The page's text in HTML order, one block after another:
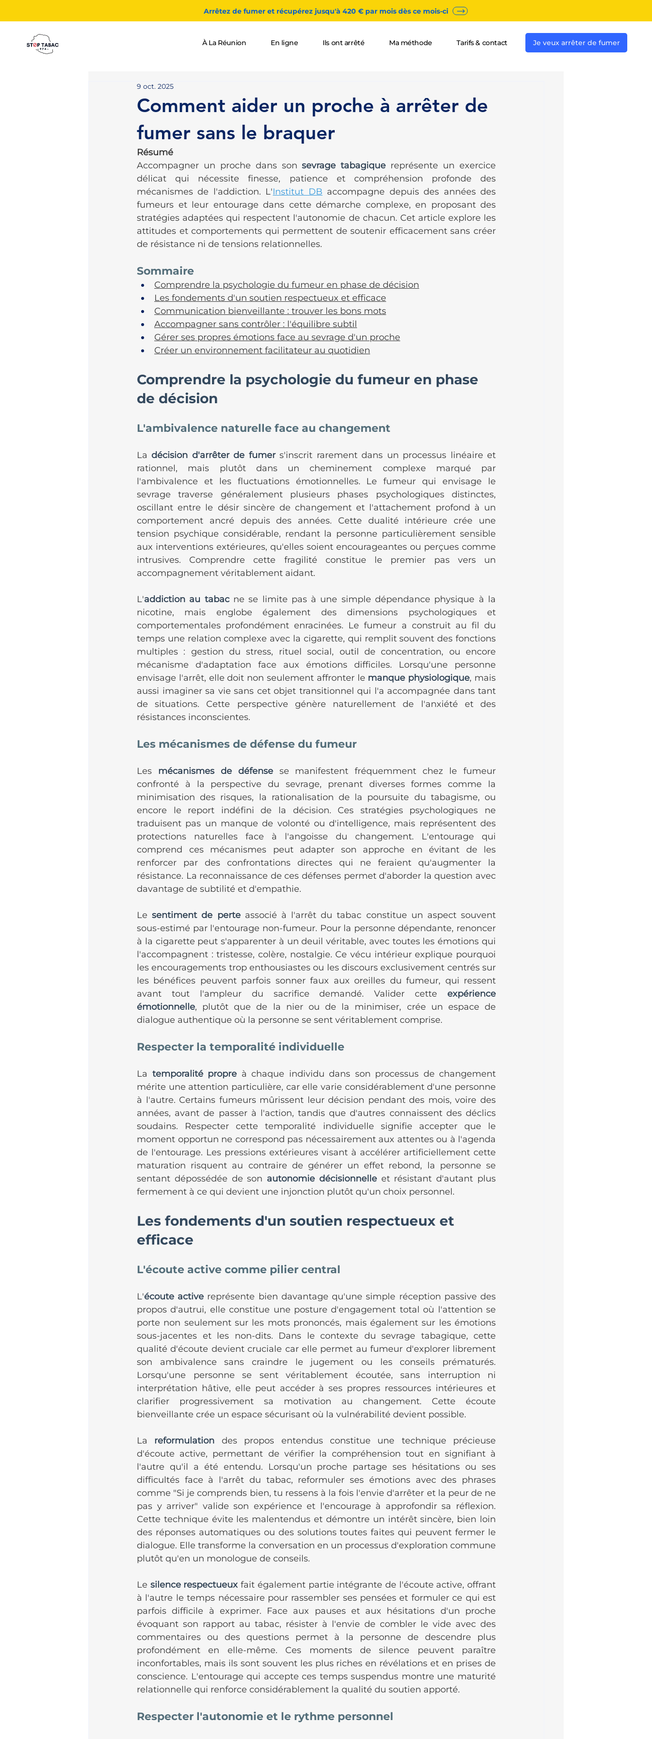
Arrêtez de fumer et récupérez jusqu'à 420 € par mois dès ce mois-ci
À La Réunion En ligne Ils ont arrêté Ma méthode Tarifs & contact Je veux arrêter de fumer
Comment aider un proche à arrêter de
fumer sans le braquer
9 oct. 2025
Résumé
Accompagner un proche dans son sevrage tabagique représente un exercice
délicat qui nécessite finesse, patience et compréhension profonde des
mécanismes de l'addiction. L'Institut DB accompagne depuis des années des
fumeurs et leur entourage dans cette démarche complexe, en proposant des
stratégies adaptées qui respectent l'autonomie de chacun. Cet article explore les
attitudes et comportements qui permettent de soutenir efficacement sans créer
de résistance ni de tensions relationnelles.
Sommaire
Comprendre la psychologie du fumeur en phase de décision
Les fondements d'un soutien respectueux et efficace
Communication bienveillante : trouver les bons mots
Accompagner sans contrôler : l'équilibre subtil
Gérer ses propres émotions face au sevrage d'un proche
Créer un environnement facilitateur au quotidien
Comprendre la psychologie du fumeur en phase
de décision
L'ambivalence naturelle face au changement
La décision d'arrêter de fumer s'inscrit rarement dans un processus linéaire et
rationnel, mais plutôt dans un cheminement complexe marqué par
l'ambivalence et les fluctuations émotionnelles. Le fumeur qui envisage le
sevrage traverse généralement plusieurs phases psychologiques distinctes,
oscillant entre le désir sincère de changement et l'attachement profond à un
comportement ancré depuis des années. Cette dualité intérieure crée une
tension psychique considérable, rendant la personne particulièrement sensible
aux interventions extérieures, qu'elles soient encourageantes ou perçues comme
intrusives. Comprendre cette fragilité constitue le premier pas vers un
accompagnement véritablement aidant.
L'addiction au tabac ne se limite pas à une simple dépendance physique à la
nicotine, mais englobe également des dimensions psychologiques et
comportementales profondément enracinées. Le fumeur a construit au fil du
temps une relation complexe avec la cigarette, qui remplit souvent des fonctions
multiples : gestion du stress, rituel social, outil de concentration, ou encore
mécanisme d'adaptation face aux émotions difficiles. Lorsqu'une personne
envisage l'arrêt, elle doit non seulement affronter le manque physiologique, mais
aussi imaginer sa vie sans cet objet transitionnel qui l'a accompagnée dans tant
de situations. Cette perspective génère naturellement de l'anxiété et des
résistances inconscientes.
Les mécanismes de défense du fumeur
Les mécanismes de défense se manifestent fréquemment chez le fumeur
confronté à la perspective du sevrage, prenant diverses formes comme la
minimisation des risques, la rationalisation de la poursuite du tabagisme, ou
encore le report indéfini de la décision. Ces stratégies psychologiques ne
traduisent pas un manque de volonté ou d'intelligence, mais représentent des
protections naturelles face à l'angoisse du changement. L'entourage qui
comprend ces mécanismes peut adapter son approche en évitant de les
renforcer par des confrontations directes qui ne feraient qu'augmenter la
résistance. La reconnaissance de ces défenses permet d'aborder la question avec
davantage de subtilité et d'empathie.
Le sentiment de perte associé à l'arrêt du tabac constitue un aspect souvent
sous-estimé par l'entourage non-fumeur. Pour la personne dépendante, renoncer
à la cigarette peut s'apparenter à un deuil véritable, avec toutes les émotions qui
l'accompagnent : tristesse, colère, nostalgie. Ce vécu intérieur explique pourquoi
les encouragements trop enthousiastes ou les discours exclusivement centrés sur
les bénéfices peuvent parfois sonner faux aux oreilles du fumeur, qui ressent
avant tout l'ampleur du sacrifice demandé. Valider cette expérience
émotionnelle, plutôt que de la nier ou de la minimiser, crée un espace de
dialogue authentique où la personne se sent véritablement comprise.
Respecter la temporalité individuelle
La temporalité propre à chaque individu dans son processus de changement
mérite une attention particulière, car elle varie considérablement d'une personne
à l'autre. Certains fumeurs mûrissent leur décision pendant des mois, voire des
années, avant de passer à l'action, tandis que d'autres connaissent des déclics
soudains. Respecter cette temporalité individuelle signifie accepter que le
moment opportun ne correspond pas nécessairement aux attentes ou à l'agenda
de l'entourage. Les pressions extérieures visant à accélérer artificiellement cette
maturation risquent au contraire de générer un effet rebond, la personne se
sentant dépossédée de son autonomie décisionnelle et résistant d'autant plus
fermement à ce qui devient une injonction plutôt qu'un choix personnel.
Les fondements d'un soutien respectueux et
efficace
L'écoute active comme pilier central
L'écoute active représente bien davantage qu'une simple réception passive des
propos d'autrui, elle constitue une posture d'engagement total où l'attention se
porte non seulement sur les mots prononcés, mais également sur les émotions
sous-jacentes et les non-dits. Dans le contexte du sevrage tabagique, cette
qualité d'écoute devient cruciale car elle permet au fumeur d'explorer librement
son ambivalence sans craindre le jugement ou les conseils prématurés.
Lorsqu'une personne se sent véritablement écoutée, sans interruption ni
interprétation hâtive, elle peut accéder à ses propres ressources intérieures et
clarifier progressivement sa motivation au changement. Cette écoute
bienveillante crée un espace sécurisant où la vulnérabilité devient possible.
La reformulation des propos entendus constitue une technique précieuse
d'écoute active, permettant de vérifier la compréhension tout en signifiant à
l'autre qu'il a été entendu. Lorsqu'un proche partage ses hésitations ou ses
difficultés face à l'arrêt du tabac, reformuler ses émotions avec des phrases
comme "Si je comprends bien, tu ressens à la fois l'envie d'arrêter et la peur de ne
pas y arriver" valide son expérience et l'encourage à approfondir sa réflexion.
Cette technique évite les malentendus et démontre un intérêt sincère, bien loin
des réponses automatiques ou des solutions toutes faites qui peuvent fermer le
dialogue. Elle transforme la conversation en un processus d'exploration commune
plutôt qu'en un monologue de conseils.
Le silence respectueux fait également partie intégrante de l'écoute active, offrant
à l'autre le temps nécessaire pour rassembler ses pensées et formuler ce qui est
parfois difficile à exprimer. Face aux pauses et aux hésitations d'un proche
évoquant son rapport au tabac, résister à l'envie de combler le vide avec des
commentaires ou des questions permet à la personne de descendre plus
profondément en elle-même. Ces moments de silence peuvent paraître
inconfortables, mais ils sont souvent les plus riches en révélations et en prises de
conscience. L'entourage qui accepte ces temps suspendus montre une maturité
relationnelle qui renforce considérablement la qualité du soutien apporté.
Respecter l'autonomie et le rythme personnel